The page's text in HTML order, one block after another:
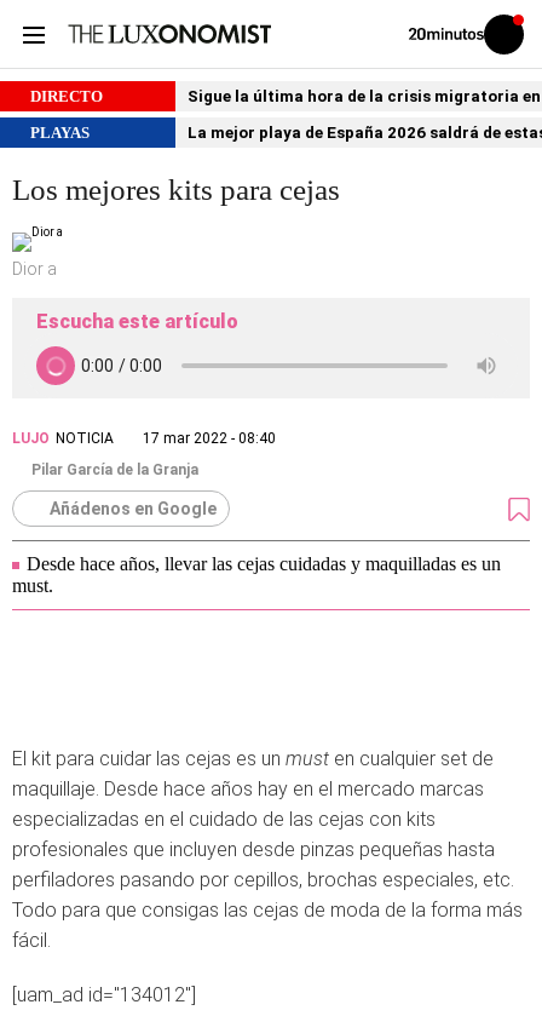
Volver
Iniciar
sesión
DIRECTO
Sigue la última hora de la crisis migratoria
PLAYAS
La mejor playa de España 2026 saldrá de
Los mejores kits para cejas
Dior a
Escucha este artículo
LUJO NOTICIA
17 mar 2022 - 08:40
Pilar García de la Granja
Añádenos en Google
Desde hace años, llevar las cejas cuidadas y maquilladas es un
must.
El kit para cuidar las cejas es un must en cualquier set de
maquillaje. Desde hace años hay en el mercado marcas
especializadas en el cuidado de las cejas con kits
profesionales que incluyen desde pinzas pequeñas hasta
perfiladores pasando por cepillos, brochas especiales, etc.
Todo para que consigas las cejas de moda de la forma más
fácil.
[uam_ad id="134012"]